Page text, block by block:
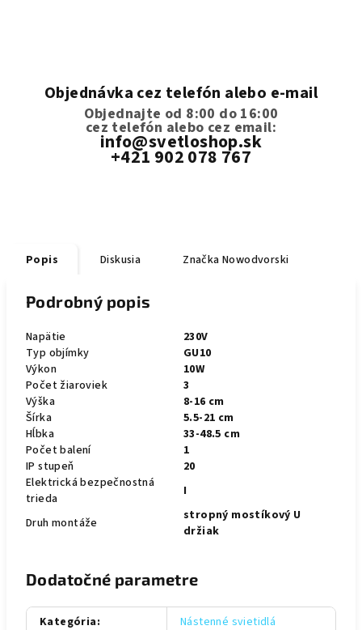
Objednávka cez telefón alebo e-mail
Objednajte od 8:00 do 16:00
cez telefón alebo cez email:
info@svetloshop.sk
+421 902 078 767
Popis Diskusia Značka Nowodvorski
Podrobný popis
Napätie
230V
Typ objímky
GU10
Výkon
10W
Počet žiaroviek
3
Výška
8-16 cm
Šírka
5.5-21 cm
Hĺbka
33-48.5 cm
Počet balení
1
IP stupeň
20
Elektrická bezpečnostná
trieda
I
Druh montáže
stropný mostíkový U
držiak
Dodatočné parametre
Kategória: Nástenné svietidlá